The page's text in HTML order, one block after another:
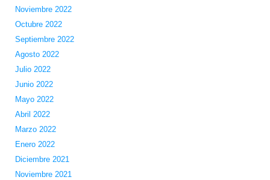
Noviembre 2022
Octubre 2022
Septiembre 2022
Agosto 2022
Julio 2022
Junio 2022
Mayo 2022
Abril 2022
Marzo 2022
Enero 2022
Diciembre 2021
Noviembre 2021